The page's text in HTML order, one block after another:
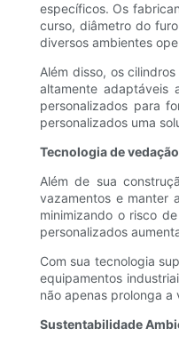
específicos. Os
curso, diâmetro do
diversos ambientes
Além disso, os
altamente adaptáveis
personalizados para
personalizados uma
Tecnologia de
Além de sua
vazamentos e manter
minimizando o risco
personalizados
Com sua tecnologia
equipamentos
não apenas prolonga
Sustentabilidade